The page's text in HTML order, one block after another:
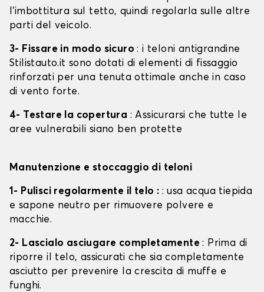
l'imbottitura sul tetto, quindi regolarla sulle altre
parti del veicolo.
3- Fissare in modo sicuro: i teloni antigrandine
Stilistauto.it sono dotati di elementi di fissaggio
rinforzati per una tenuta ottimale anche in caso
di vento forte.
4- Testare la copertura : Assicurarsi che tutte le
aree vulnerabili siano ben protette
Manutenzione e stoccaggio di teloni
1- Pulisci regolarmente il telo : : usa acqua tiepida
e sapone neutro per rimuovere polvere e
macchie.
2- Lascialo asciugare completamente: Prima di
riporre il telo, assicurati che sia completamente
asciutto per prevenire la crescita di muffe e
funghi.